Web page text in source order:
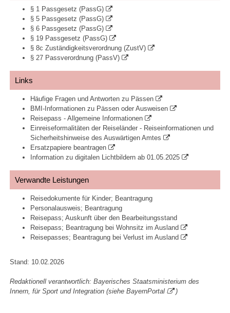
§ 1 Passgesetz (PassG)
§ 5 Passgesetz (PassG)
§ 6 Passgesetz (PassG)
§ 19 Passgesetz (PassG)
§ 8c Zuständigkeitsverordnung (ZustV)
§ 27 Passverordnung (PassV)
Links
Häufige Fragen und Antworten zu Pässen
BMI-Informationen zu Pässen oder Ausweisen
Reisepass - Allgemeine Informationen
Einreiseformalitäten der Reiseländer - Reiseinformationen und
Sicherheitshinweise des Auswärtigen Amtes
Ersatzpapiere beantragen
Information zu digitalen Lichtbildern ab 01.05.2025
Verwandte Leistungen
Reisedokumente für Kinder; Beantragung
Personalausweis; Beantragung
Reisepass; Auskunft über den Bearbeitungsstand
Reisepass; Beantragung bei Wohnsitz im Ausland
Reisepasses; Beantragung bei Verlust im Ausland
Stand: 10.02.2026
Redaktionell verantwortlich: Bayerisches Staatsministerium des
Innern, für Sport und Integration (sieheBayernPortal )